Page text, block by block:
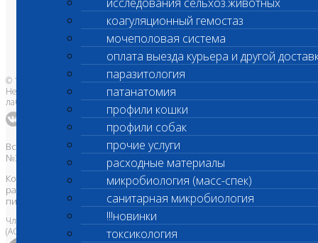
коагуляционный гемостаз
мочеполовая система
оплата выезда курьера и другой
паразитология
патанатомия
профили кошки
профили собак
прочие услуги
расходные материалы
микробиология (масс-спек)
санитарная микробиология
!!!новинки
токсикология
Владельцам
Врачам и клиникам
Бланки лаборатории
Банк донорской крови
Адреса лабораторий
© 1996-2026
Независимая ветеринарная
лаборатория Шанс Био
Все права защищены и охраняются законом. Товарный знак
№395740 от 2008 г. ООО "ШАНС БИО"
Копирование, тиражирование, а также использование материалов,
размещенных на сайтеwww.vetlab.ruвозможно только с
письменного разрешения Правообладателя
Член Национальной ветеринарной палаты
(АСРО НВП)